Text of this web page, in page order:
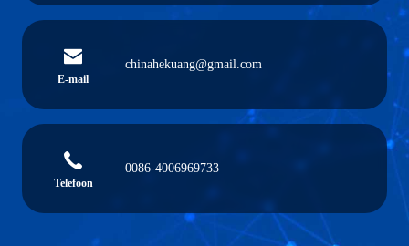
E-mail
chinahekuang@gmail.com
Telefoon
0086-4006969733